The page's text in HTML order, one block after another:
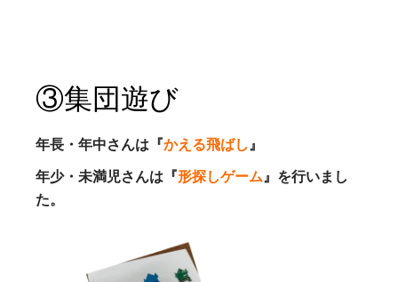
③集団遊び
年長・年中さんは『かえる飛ばし』
年少・未満児さんは『形探しゲーム』を行いまし
た。